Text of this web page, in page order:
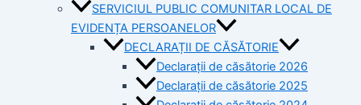
SERVICIUL PUBLIC COMUNITAR LOCAL DE
EVIDENȚA PERSOANELOR
DECLARAȚII DE CĂSĂTORIE
Declarații de căsătorie 2026
Declarații de căsătorie 2025